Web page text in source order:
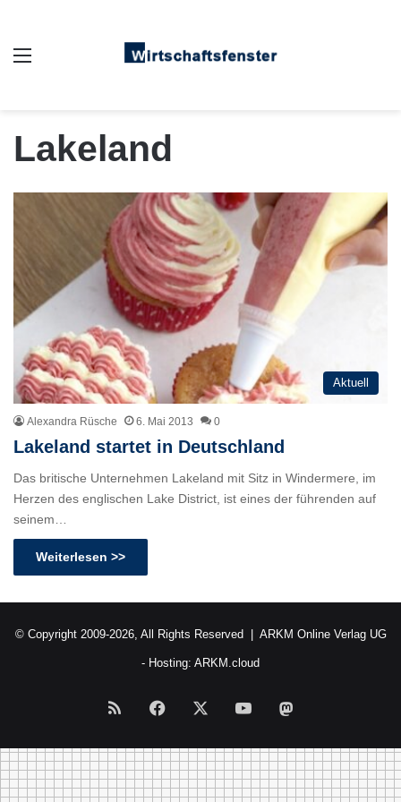
Lakeland
Aktuell
Alexandra Rüsche 6. Mai 2013 0
Lakeland startet in Deutschland
Das britische Unternehmen Lakeland mit Sitz in Windermere, im
Herzen des englischen Lake District, ist eines der führenden auf
seinem…
Weiterlesen >>
© Copyright 2009-2026, All Rights Reserved | ARKM Online Verlag UG
- Hosting: ARKM.cloud
RSS Facebook YouTube